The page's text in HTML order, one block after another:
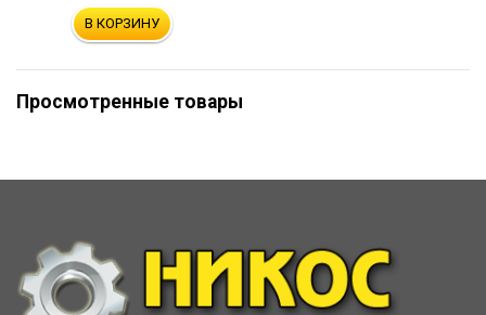
В КОРЗИНУ
Просмотренные товары